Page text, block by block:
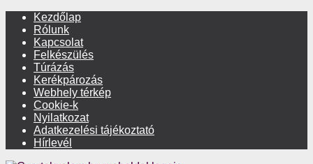
Kezdőlap
Rólunk
Kapcsolat
Felkészülés
Túrázás
Kerékpározás
Webhely térkép
Cookie-k
Nyilatkozat
Adatkezelési tájékoztató
Hírlevél